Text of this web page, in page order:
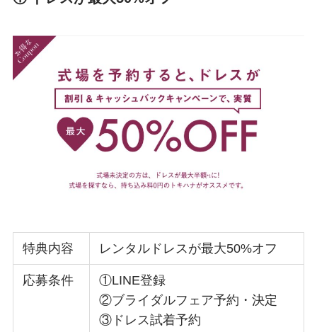
特典内容 レンタルドレスが最大50%オフ
応募条件
①LINE登録
②ブライダルフェア予約・決定
③ドレス試着予約